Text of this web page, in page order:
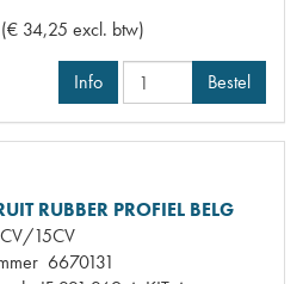
(€ 34,25 excl. btw)
Info Bestel
RUBBER PROFIEL BELG
15CV
6670131